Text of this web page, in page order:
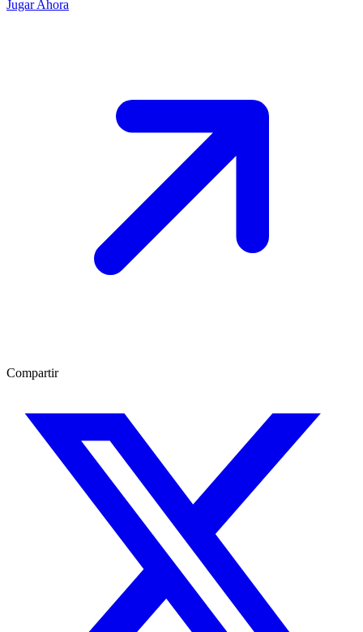
Jugar Ahora
Compartir